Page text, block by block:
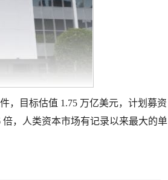
，目标估值 1.75 万亿美元，计划募资
倍，人类资本市场有记录以来最大的单